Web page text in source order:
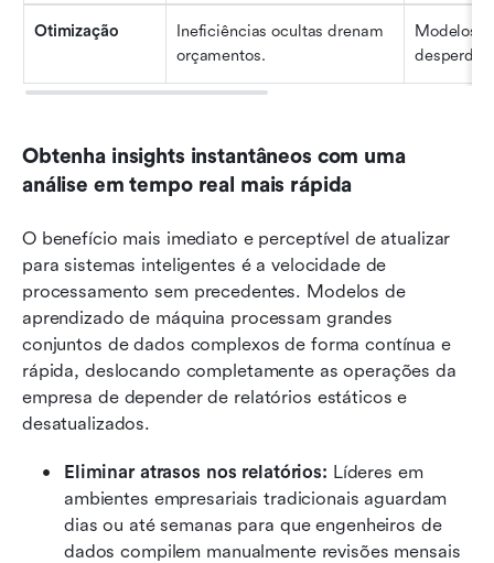
Otimização
Ineficiências ocultas drenam
orçamentos.
Modelos
Obtenha insights instantâneos com uma
análise em tempo real mais rápida
O benefício mais imediato e perceptível de atualizar
para sistemas inteligentes é a velocidade de
processamento sem precedentes. Modelos de
aprendizado de máquina processam grandes
conjuntos de dados complexos de forma contínua e
rápida, deslocando completamente as operações da
empresa de depender de relatórios estáticos e
desatualizados.
Eliminar atrasos nos relatórios: Líderes em
ambientes empresariais tradicionais aguardam
dias ou até semanas para que engenheiros de
dados compilem manualmente revisões mensais